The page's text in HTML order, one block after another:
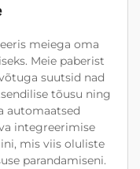
meiega oma
Meie paberist
suutsid nad
tõusu ning
automaatsed
integreerimise
mis viis oluliste
parandamiseni.